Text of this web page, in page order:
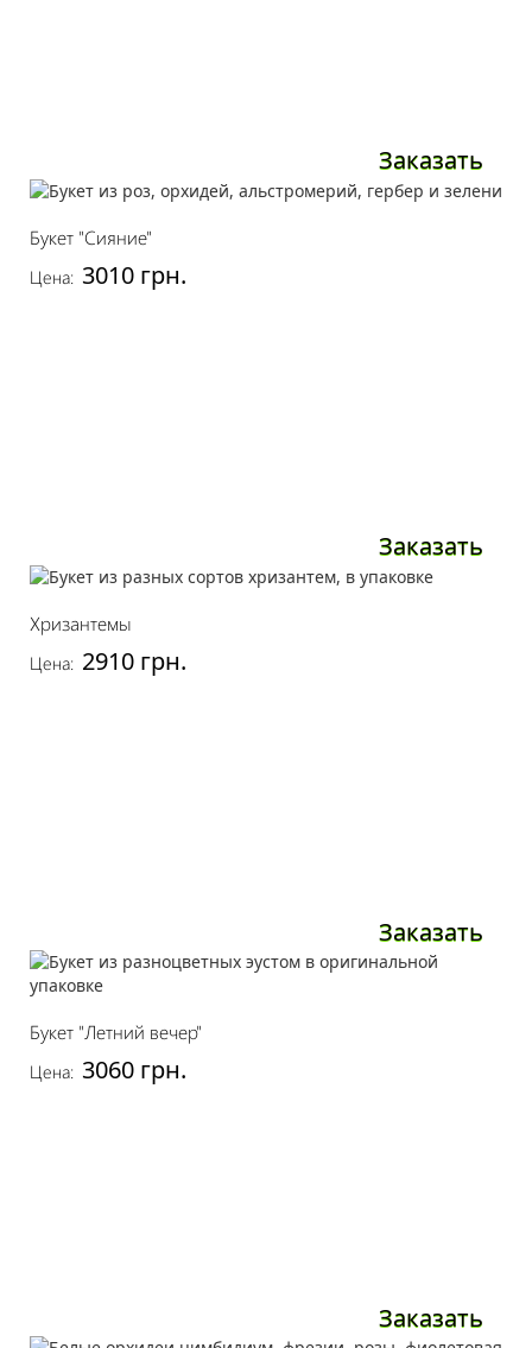
Заказать
Букет "Сияние"
Цена: 3010 грн.
Заказать
Хризантемы
Цена: 2910 грн.
Заказать
Букет "Летний вечер"
Цена: 3060 грн.
Заказать